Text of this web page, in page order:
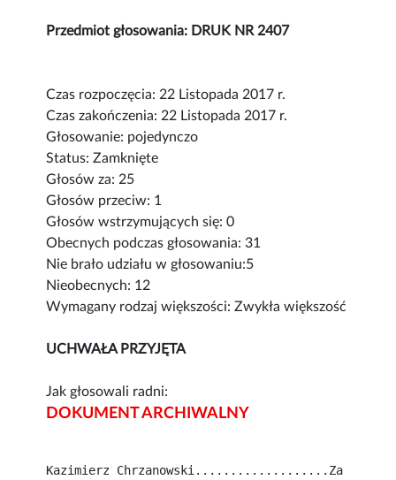
Przedmiot głosowania: DRUK NR 2407
Czas rozpoczęcia: 22 Listopada 2017 r.
Czas zakończenia: 22 Listopada 2017 r.
Głosowanie: pojedynczo
Status: Zamknięte
Głosów za: 25
Głosów przeciw: 1
Głosów wstrzymujących się: 0
Obecnych podczas głosowania: 31
Nie brało udziału w głosowaniu:5
Nieobecnych: 12
Wymagany rodzaj większości: Zwykła większość
UCHWAŁA PRZYJĘTA
Jak głosowali radni:
DOKUMENT ARCHIWALNY
Kazimierz Chrzanowski...................Za